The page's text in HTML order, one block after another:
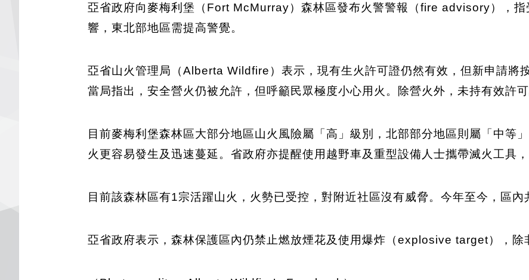
亞省政府向麥梅利堡（Fort McMurray）森林區發布火警警報（fire advisory），指
響，東北部地區需提高警覺。
亞省山火管理局（Alberta Wildfire）表示，現有生火許可證仍然有效，但新申請將
當局指出，安全營火仍被允許，但呼籲民眾極度小心用火。除營火外，未持有效許
目前麥梅利堡森林區大部分地區山火風險屬「高」級別，北部部分地區則屬「中等
火更容易發生及迅速蔓延。省政府亦提醒使用越野車及重型設備人士攜帶滅火工具
目前該森林區有1宗活躍山火，火勢已受控，對附近社區沒有威脅。今年至今，區內
亞省政府表示，森林保護區內仍禁止燃放煙花及使用爆炸（explosive target），除